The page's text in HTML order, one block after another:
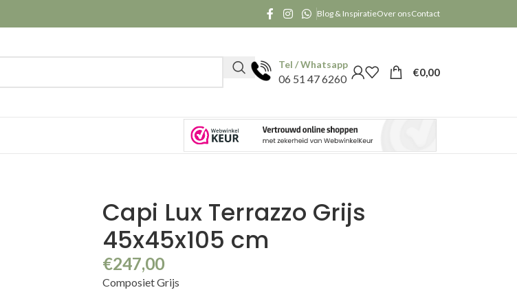
Blog & InspiratieOver onsContact
Tel / Whatsapp
06 51 47 6260
€0,00
Capi Lux Terrazzo Grijs
45x45x105 cm
€247,00
Composiet Grijs